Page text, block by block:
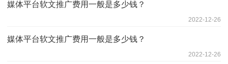
媒体平台软文推广费用一般是多少钱？
2022-12-26
媒体平台软文推广费用一般是多少钱？
2022-12-26